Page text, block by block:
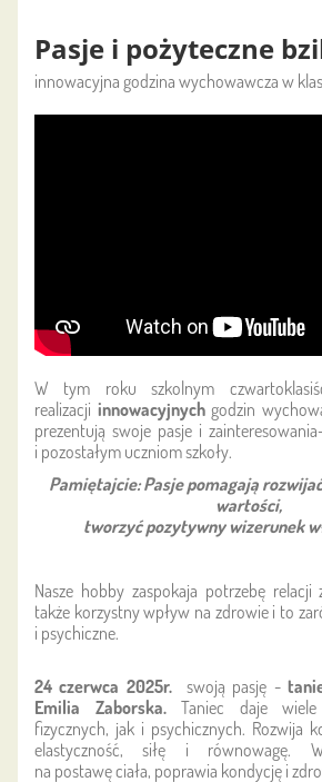
Pasje i pożyteczne
innowacyjna godzina wychowawcza w
W tym roku szkolnym
realizacji innowacyjnych godzin
prezentują swoje pasje i
i pozostałym uczniom szkoły.
Pamiętajcie: Pasje pomagają
wartości,
tworzyć pozytywny wizerunek
Nasze hobby zaspokaja potrzebę
także korzystny wpływ na zdrowie i to
i psychiczne.
24 czerwca 2025r. swoją pasję -
Emilia Zaborska.
Taniec daje
fizycznych, jak i psychicznych. Rozwija
elastyczność, siłę i równowagę.
na postawę ciała, poprawia kondycję i